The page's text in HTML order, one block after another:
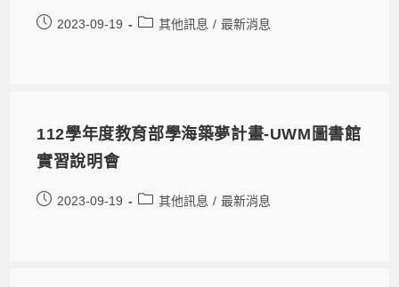
2023-09-19 其他訊息 / 最新消息
112學年度教育部學海築夢計畫-UWM圖書館
實習說明會
2023-09-19 其他訊息 / 最新消息